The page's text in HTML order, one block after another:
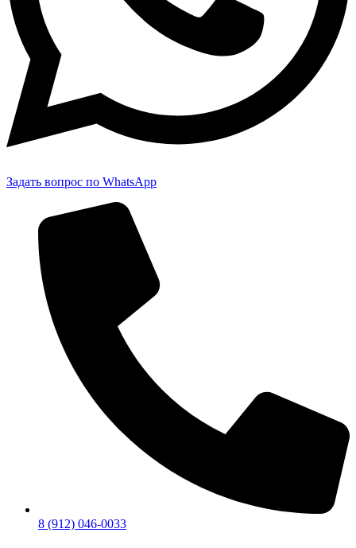
Задать вопрос по WhatsApp
8 (912) 046-0033